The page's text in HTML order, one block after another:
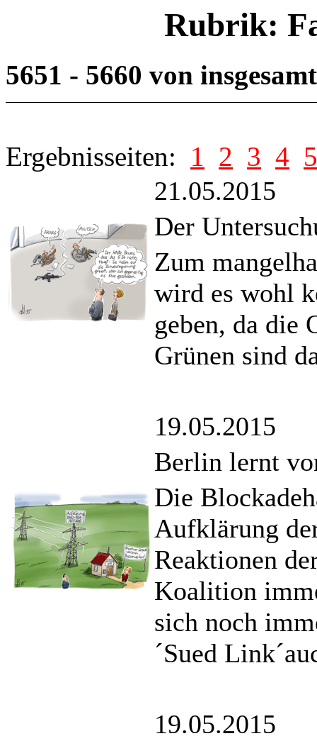
Rubrik:
5651 - 5660 von
Ergebnisseiten: 1 2 3 4 5
21.05.2015
Der
Zum
wird es wohl
geben, da die
Grünen sind
19.05.2015
Berlin lernt
Die
Aufklärung
Reaktionen
Koalition
sich noch
´Sued
19.05.2015